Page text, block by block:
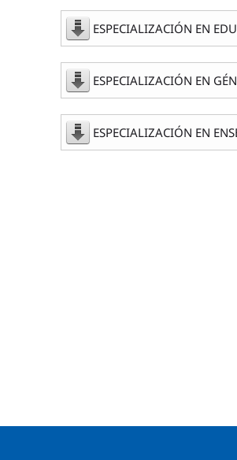
ESPECIALIZACIÓN EN
ESPECIALIZACIÓN EN
ESPECIALIZACIÓN EN